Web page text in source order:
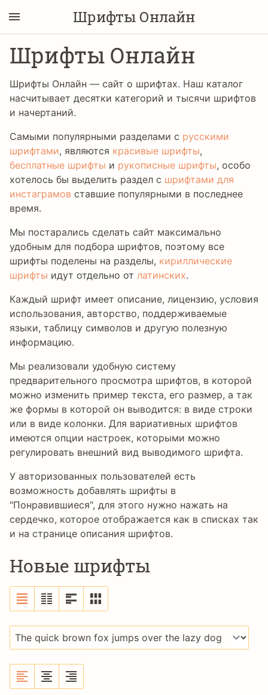
Шрифты Онлайн
Шрифты Онлайн
Шрифты Онлайн — сайт о шрифтах. Наш каталог
насчитывает десятки категорий и тысячи шрифтов
и начертаний.
Самыми популярными разделами с русскими
шрифтами, являются красивые шрифты,
бесплатные шрифты и рукописные шрифты, особо
хотелось бы выделить раздел с шрифтами для
инстаграмов ставшие популярными в последнее
время.
Мы постарались сделать сайт максимально
удобным для подбора шрифтов, поэтому все
шрифты поделены на разделы, кириллические
шрифты идут отдельно от латинских.
Каждый шрифт имеет описание, лицензию, условия
использования, авторство, поддерживаемые
языки, таблицу символов и другую полезную
информацию.
Мы реализовали удобную систему
предварительного просмотра шрифтов, в которой
можно изменить пример текста, его размер, а так
же формы в которой он выводится: в виде строки
или в виде колонки. Для вариативных шрифтов
имеются опции настроек, которыми можно
регулировать внешний вид выводимого шрифта.
У авторизованных пользователей есть
возможность добавлять шрифты в
"Понравившиеся", для этого нужно нажать на
сердечко, которое отображается как в списках так
и на странице описания шрифтов.
Новые шрифты